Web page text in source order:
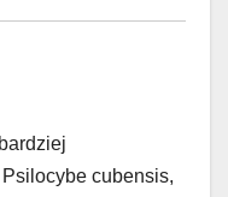
cubensis,